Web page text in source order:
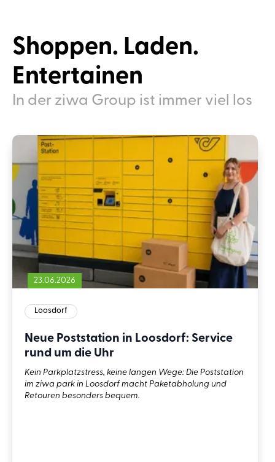
Shoppen. Laden.
Entertainen
In der ziwa Group ist immer viel los
23.06.2026
Loosdorf
Neue Poststation in Loosdorf: Service
rund um die Uhr
Kein Parkplatzstress, keine langen Wege: Die Poststation
im ziwa park in Loosdorf macht Paketabholung und
Retouren besonders bequem.